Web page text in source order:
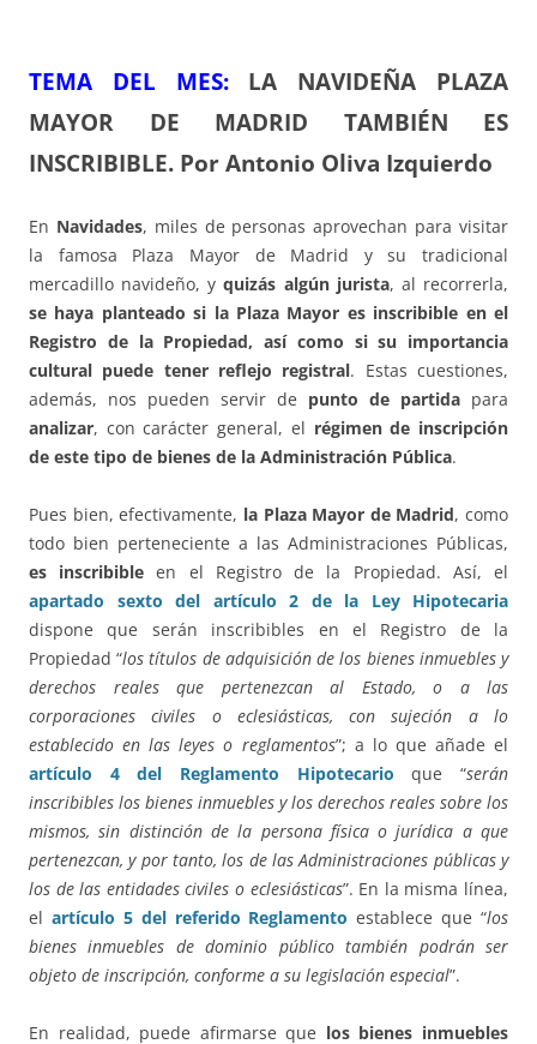
TEMA DEL MES:
LA NAVIDEÑA PLAZA
MAYOR DE MADRID TAMBIÉN ES
INSCRIBIBLE. Por Antonio Oliva Izquierdo
En Navidades, miles de personas aprovechan para visitar
la famosa Plaza Mayor de Madrid y su tradicional
mercadillo navideño, yquizás algún jurista, al recorrerla,
se haya planteado si la Plaza Mayor es inscribible en el
Registro de la Propiedad, así como si su importancia
cultural puede tener reflejo registral. Estas cuestiones,
además, nos pueden servir de punto de partida para
analizar, con carácter general, el régimen de inscripción
de este tipo de bienes de la Administración Pública.
Pues bien, efectivamente, la Plaza Mayor de Madrid, como
todo bien perteneciente a las Administraciones Públicas,
es inscribible en el Registro de la Propiedad. Así, el
apartado sexto del artículo 2 de la Ley Hipotecaria
dispone que serán inscribibles en el Registro de la
Propiedad “los títulos de adquisición de los bienes inmuebles y
derechos reales que pertenezcan al Estado, o a las
corporaciones civiles o eclesiásticas, con sujeción a lo
establecido en las leyes o reglamentos”; a lo que añade el
artículo 4 del Reglamento Hipotecario que “serán
inscribibles los bienes inmuebles y los derechos reales sobre los
mismos, sin distinción de la persona física o jurídica a que
pertenezcan, y por tanto, los de las Administraciones públicas y
los de las entidades civiles o eclesiásticas”. En la misma línea,
el artículo 5 del referido Reglamento establece que “los
bienes inmuebles de dominio público también podrán ser
objeto de inscripción, conforme a su legislación especial”.
En realidad, puede afirmarse que los bienes inmuebles